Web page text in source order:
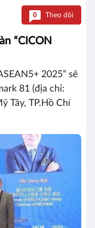
0 Theo dõi
“CICON
2025” sẽ
81 (địa chỉ:
Tây, TP.Hồ Chí